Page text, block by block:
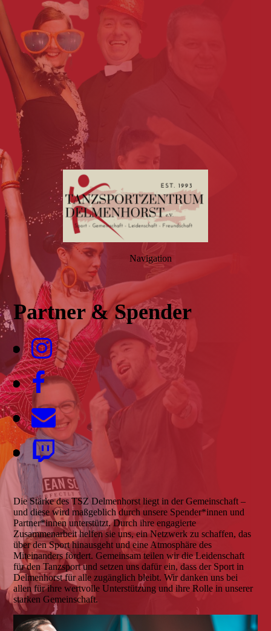
Navigation
Partner & Spender
Die Stärke des TSZ Delmenhorst liegt in der Gemeinschaft –
und diese wird maßgeblich durch unsere Spender*innen und
Partner*innen unterstützt. Durch ihre engagierte
Zusammenarbeit helfen sie uns, ein Netzwerk zu schaffen, das
über den Sport hinausgeht und eine Atmosphäre des
Miteinanders fördert. Gemeinsam teilen wir die Leidenschaft
für den Tanzsport und setzen uns dafür ein, dass der Sport in
Delmenhorst für alle zugänglich bleibt. Wir danken uns bei
allen für ihre wertvolle Unterstützung und ihre Rolle in unserer
starken Gemeinschaft.